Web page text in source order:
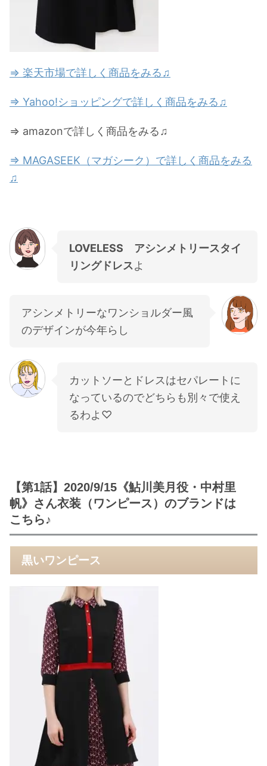
⇒ 楽天市場で詳しく商品をみる♫
⇒ Yahoo!ショッピングで詳しく商品をみる♫
⇒ amazonで詳しく商品をみる♫
⇒ MAGASEEK（マガシーク）で詳しく商品をみる
♫
LOVELESS アシンメトリースタイ
リングドレスよ
アシンメトリーなワンショルダー風
のデザインが今年らし
カットソーとドレスはセパレートに
なっているのでどちらも別々で使え
るわよ♡
【第1話】2020/9/15《鮎川美月役・中村里
帆》さん衣装（ワンピース）のブランドは
こちら♪
黒いワンピース